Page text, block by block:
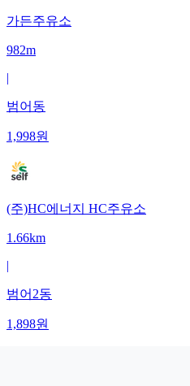
가든주유소
982m
|
범어동
1,998원
(주)HC에너지 HC주유소
1.66km
|
범어2동
1,898원